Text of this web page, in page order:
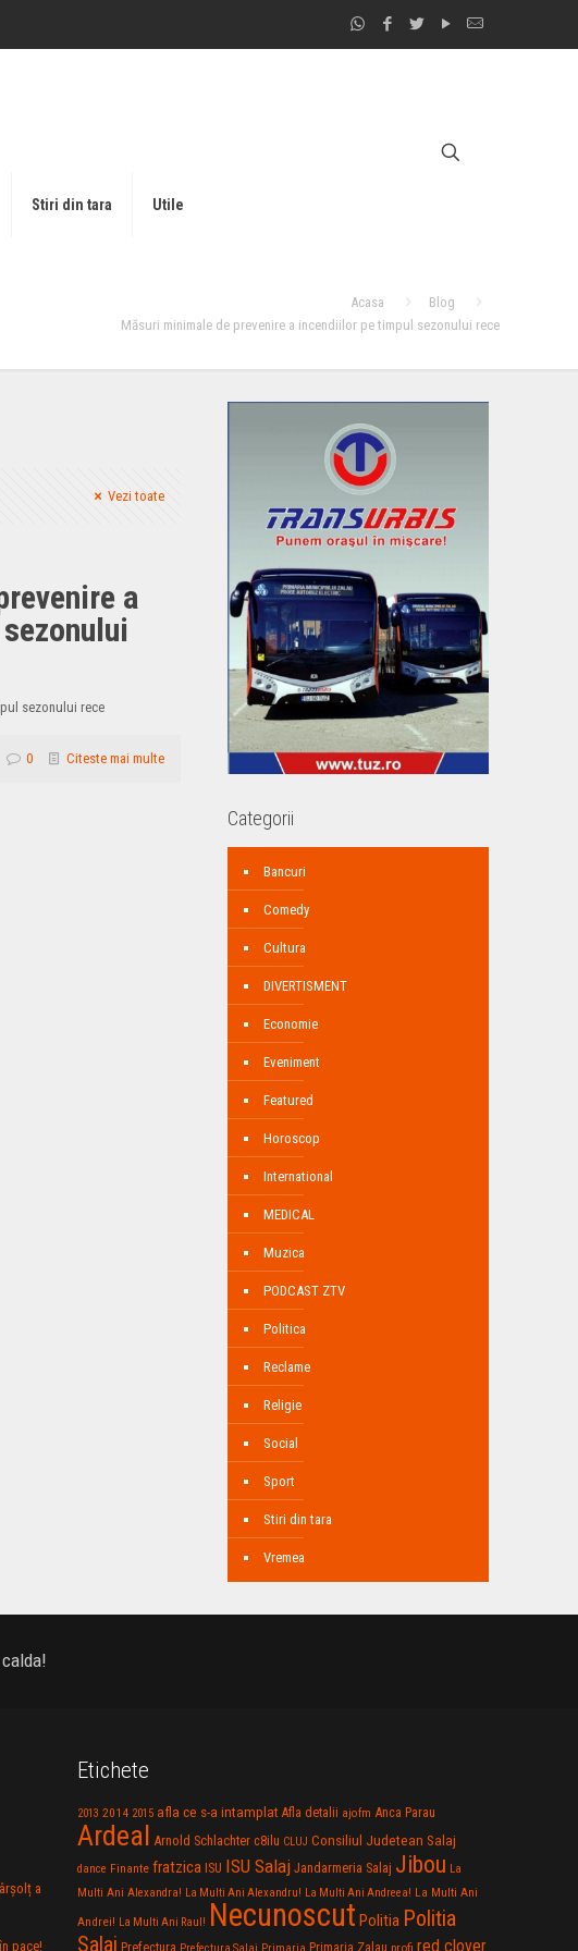
Stiri din tara Utile
Acasa
Blog
Măsuri minimale de prevenire a incendiilor pe timpul sezonului rece
Vezi toate
a
sezonului rece
0 Citeste mai multe
Categorii
Bancuri
Comedy
Cultura
DIVERTISMENT
Economie
Eveniment
Featured
Horoscop
International
MEDICAL
Muzica
PODCAST ZTV
Politica
Reclame
Religie
Social
Sport
Stiri din tara
Vremea
a
pace!
Etichete
2013 2014 2015 afla ce s-a intamplat Afla detalii ajofm Anca Parau
Ardeal Arnold Schlachter c8ilu CLUJ Consiliul Judetean Salaj
dance Finante fratzica ISU ISU Salaj Jandarmeria Salaj Jibou La
Multi Ani Alexandra! La Multi Ani Alexandru! La Multi Ani Andreea! La Multi Ani
Andrei! La Multi Ani Raul! Necunoscut Politia Politia
Salaj Prefectura Primaria Zalau profi red clover